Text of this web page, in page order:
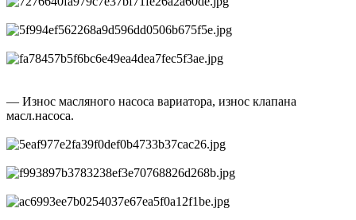
— Износ масляного насоса вариатора, износ клапана
масл.насоса.